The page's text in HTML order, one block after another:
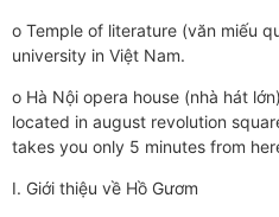
o Temple of literature (văn miếu
university in Việt Nam.
o Hà Nội opera house (nhà hát
located in august revolution
takes you only 5 minutes from
I. Giới thiệu về Hồ Gươm